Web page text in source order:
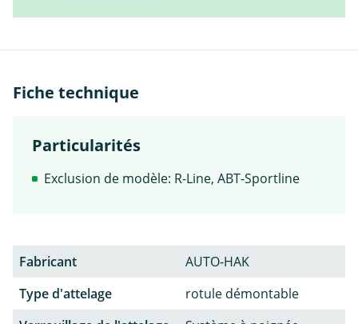
Fiche technique
Particularités
Exclusion de modèle: R-Line, ABT-Sportline
Fabricant
AUTO-HAK
Type d'attelage
rotule démontable